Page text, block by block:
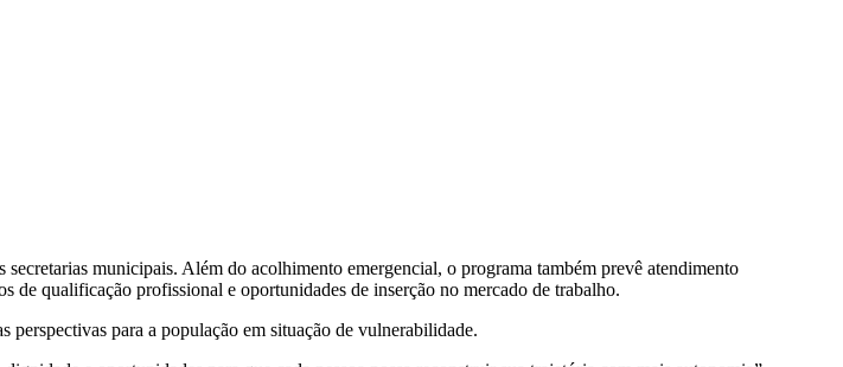
municipais. Além do acolhimento emergencial, o programa também prevê atendimento
de qualificação profissional e oportunidades de inserção no mercado de trabalho.
para a população em situação de vulnerabilidade.